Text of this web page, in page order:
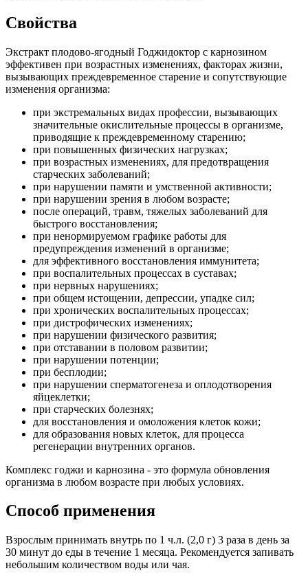
Свойства
Экстракт плодово-ягодный Годжидоктор с карнозином
эффективен при возрастных изменениях, факторах жизни,
вызывающих преждевременное старение и сопутствующие
изменения организма:
при экстремальных видах профессии, вызывающих
значительные окислительные процессы в организме,
приводящие к преждевременному старению;
при повышенных физических нагрузках;
при возрастных изменениях, для предотвращения
старческих заболеваний;
при нарушении памяти и умственной активности;
при нарушении зрения в любом возрасте;
после операций, травм, тяжелых заболеваний для
быстрого восстановления;
при ненормируемом графике работы для
предупреждения изменений в организме;
для эффективного восстановления иммунитета;
при воспалительных процессах в суставах;
при нервных нарушениях;
при общем истощении, депрессии, упадке сил;
при хронических воспалительных процессах;
при дистрофических изменениях;
при нарушении физического развития;
при отставании в половом развитии;
при нарушении потенции;
при бесплодии;
при нарушении сперматогенеза и оплодотворения
яйцеклетки;
при старческих болезнях;
для восстановления и омоложения клеток кожи;
для образования новых клеток, для процесса
регенерации внутренних органов.
Комплекс годжи и карнозина - это формула обновления
организма в любом возрасте при любых условиях.
Способ применения
Взрослым принимать внутрь по 1 ч.л. (2,0 г) 3 раза в день за
30 минут до еды в течение 1 месяца. Рекомендуется запивать
небольшим количеством воды или чая.